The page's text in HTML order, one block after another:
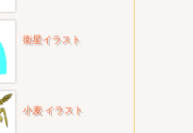
衛星イラスト
小麦 イラスト